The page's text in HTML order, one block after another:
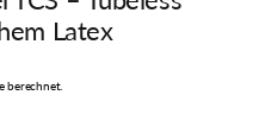
Latex
berechnet.